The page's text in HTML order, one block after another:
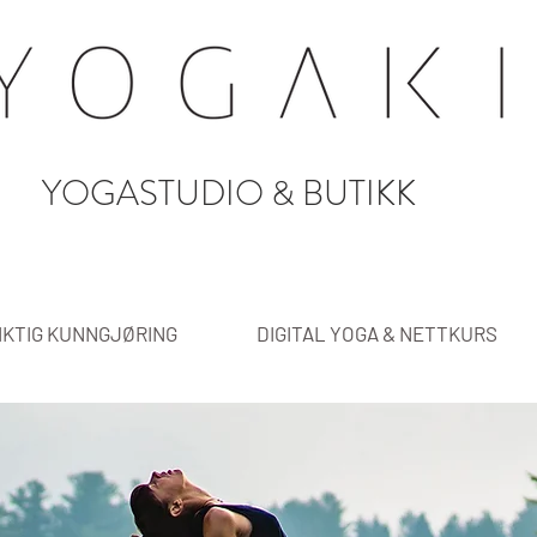
YOGASTUDIO & BUTIKK
KUNNGJØRING DIGITAL YOGA & NETTKURS